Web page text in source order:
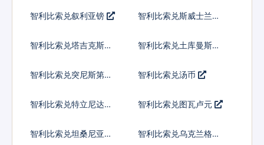
智利比索兑叙利亚镑
智利比索兑斯威士兰里
智利比索兑塔吉克斯坦
智利比索兑土库曼斯坦
智利比索兑突尼斯第纳
智利比索兑汤币
智利比索兑特立尼达多
智利比索兑图瓦卢元
智利比索兑坦桑尼亚先
智利比索兑乌克兰格里